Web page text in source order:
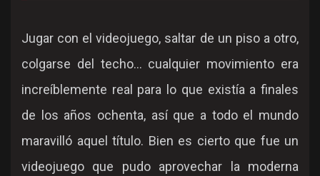
Jugar con el videojuego, saltar de un piso a otro,
colgarse del techo... cualquier movimiento era
increíblemente real para lo que existía a finales
de los años ochenta, así que a todo el mundo
maravilló aquel título. Bien es cierto que fue un
videojuego que pudo aprovechar la moderna